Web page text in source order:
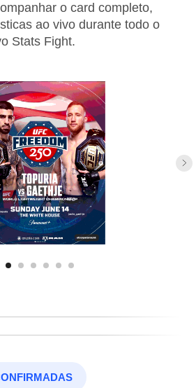
o card completo,
ao vivo durante todo o
Stats Fight.